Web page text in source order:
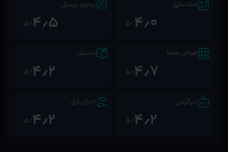
فضا سازی
4٫0/5
برخورد پرسنل
4٫5/5
طراحی معما
4٫7/5
داستان
4٫2/5
سرگرمی
4٫2/5
اجرای بازی
4٫2/5